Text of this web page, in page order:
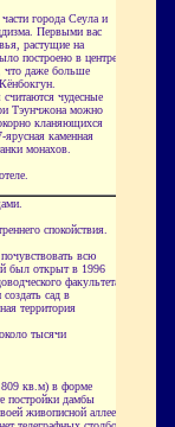
города Сеула и
Первыми вас
растущие на
построено в центре
что даже больше
чудесные
Тэунчжона можно
кланяющихся
каменная
монахов.
спокойствия.
всю
был открыт в 1996
факультета
сад в
территория
тысячи
809 кв.м) в форме
постройки дамбы
живописной аллеей